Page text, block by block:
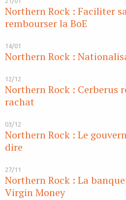
Northern Rock : Faciliter
rembourser la BoE
14/01
Northern Rock :
12/12
Northern Rock : Cerberus
rachat
03/12
Northern Rock : Le
dire
27/11
Northern Rock : La
Virgin Money